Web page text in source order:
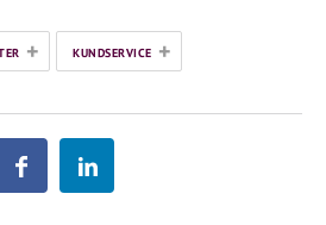
+ KUNDSERVICE +